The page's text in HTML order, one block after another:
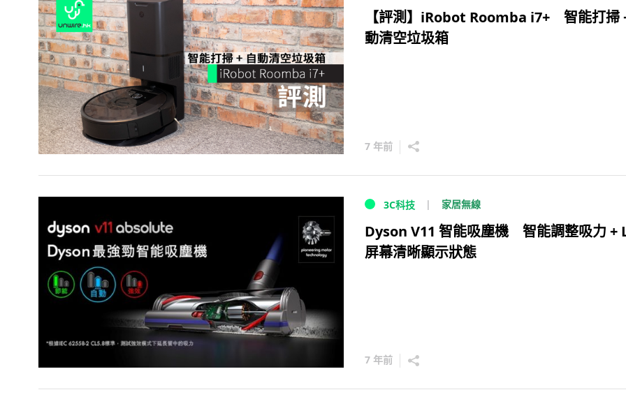
【評測】iRobot Roomba i7+ 智能打掃
動清空垃圾箱
7 年前
3C科技 家居無線
Dyson V11 智能吸塵機 智能調整吸力 +
屏幕清晰顯示狀態
7 年前